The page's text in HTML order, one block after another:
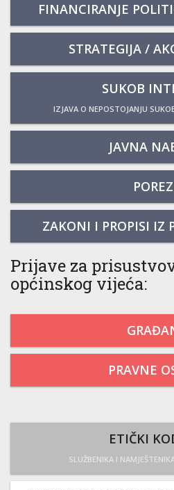
FINANCIRANJE
STRATEGIJA /
SUKOB
IZJAVA O NEPOSTOJANJU
JAVNA
ZAKONI I PROPISI IZ
Prijave za
općinskog vijeća:
PRAVNE
ETIČKI
SLUŽBENIKA I